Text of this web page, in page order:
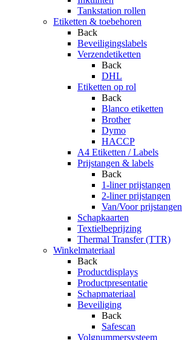
Tankstation rollen
Etiketten & toebehoren
Back
Beveiligingslabels
Verzendetiketten
Back
DHL
Etiketten op rol
Back
Blanco etiketten
Brother
Dymo
HACCP
A4 Etiketten / Labels
Prijstangen & labels
Back
1-liner prijstangen
2-liner prijstangen
Van/Voor prijstangen
Schapkaarten
Textielbeprijzing
Thermal Transfer (TTR)
Winkelmateriaal
Back
Productdisplays
Productpresentatie
Schapmateriaal
Beveiliging
Back
Safescan
Volgnummersysteem